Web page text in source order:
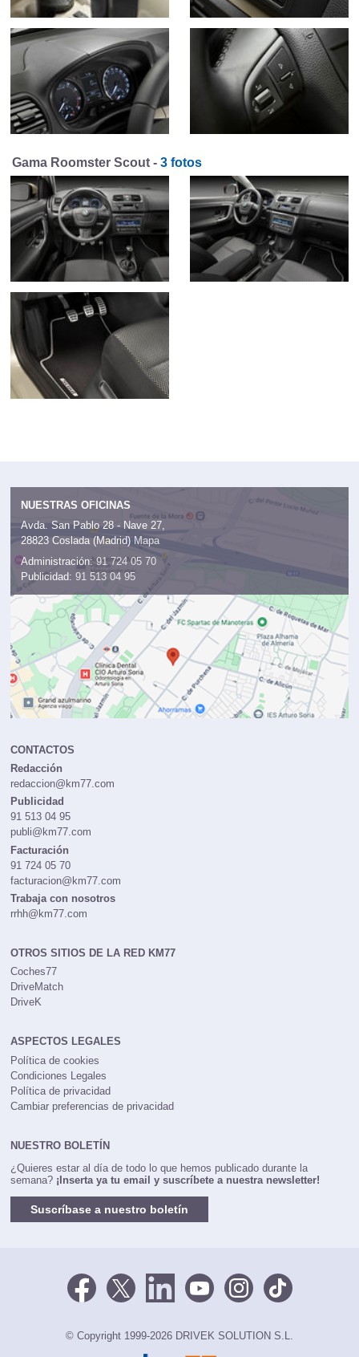
Gama Roomster Scout - 3 fotos
NUESTRAS OFICINAS
Avda. San Pablo 28 - Nave 27,
28823 Coslada (Madrid) Mapa
Administración: 91 724 05 70
Publicidad: 91 513 04 95
CONTACTOS
Redacción
redaccion@km77.com
Publicidad
91 513 04 95
publi@km77.com
Facturación
91 724 05 70
facturacion@km77.com
Trabaja con nosotros
rrhh@km77.com
OTROS SITIOS DE LA RED KM77
Coches77
DriveMatch
DriveK
ASPECTOS LEGALES
Política de cookies
Condiciones Legales
Política de privacidad
Cambiar preferencias de privacidad
NUESTRO BOLETÍN
¿Quieres estar al día de todo lo que hemos publicado durante la
semana? ¡Inserta ya tu email y suscríbete a nuestra newsletter!
Suscríbase a nuestro boletín
© Copyright 1999-2026 DRIVEK SOLUTION S.L.